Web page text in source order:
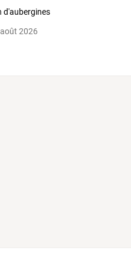
d'aubergines
2026